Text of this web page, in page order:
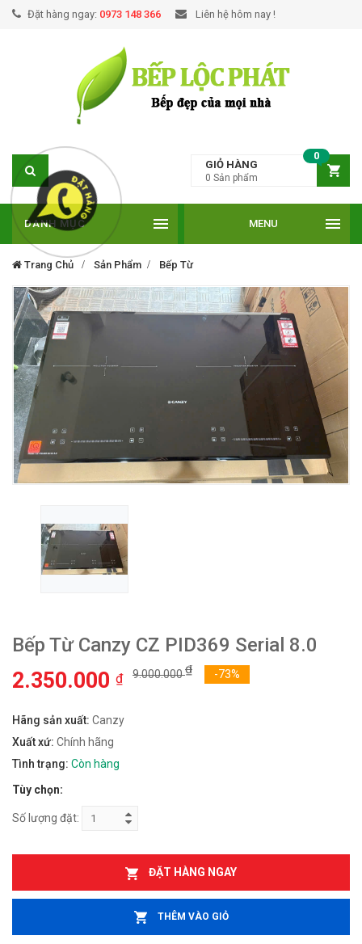
Đặt hàng ngay: 0973 148 366 Liên hệ hôm nay !
GIỎ HÀNG
0
0 Sản phẩm
DANH MỤC MENU
Trang Chủ Sản Phẩm Bếp Từ
Bếp Từ Canzy CZ PID369 Serial 8.0
2.350.000 ₫ 9.000.000₫ -73%
Hãng sản xuất: Canzy
Xuất xứ: Chính hãng
Tình trạng: Còn hàng
Tùy chọn:
Số lượng đặt:
ĐẶT HÀNG NGAY
THÊM VÀO GIỎ